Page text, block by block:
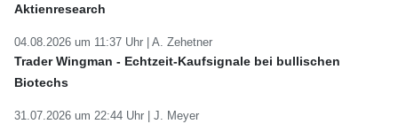
Aktienresearch
04.08.2026 um 11:37 Uhr | A. Zehetner
Trader Wingman - Echtzeit-Kaufsignale bei bullischen
Biotechs
31.07.2026 um 22:44 Uhr | J. Meyer